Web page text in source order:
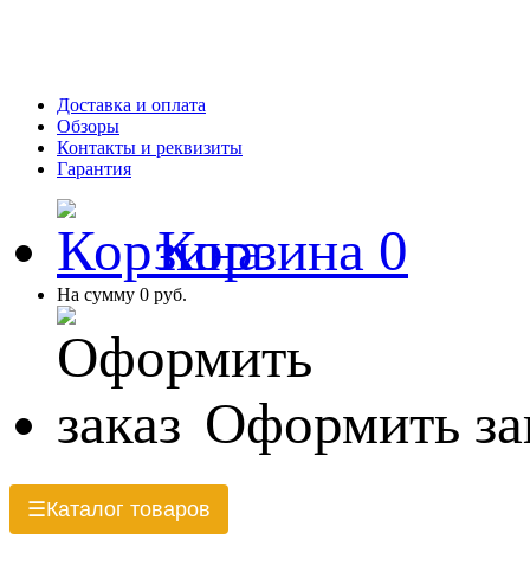
Доставка и оплата
Обзоры
Контакты и реквизиты
Гарантия
Корзина 0
На сумму 0 руб.
Оформить
☰Каталог товаров